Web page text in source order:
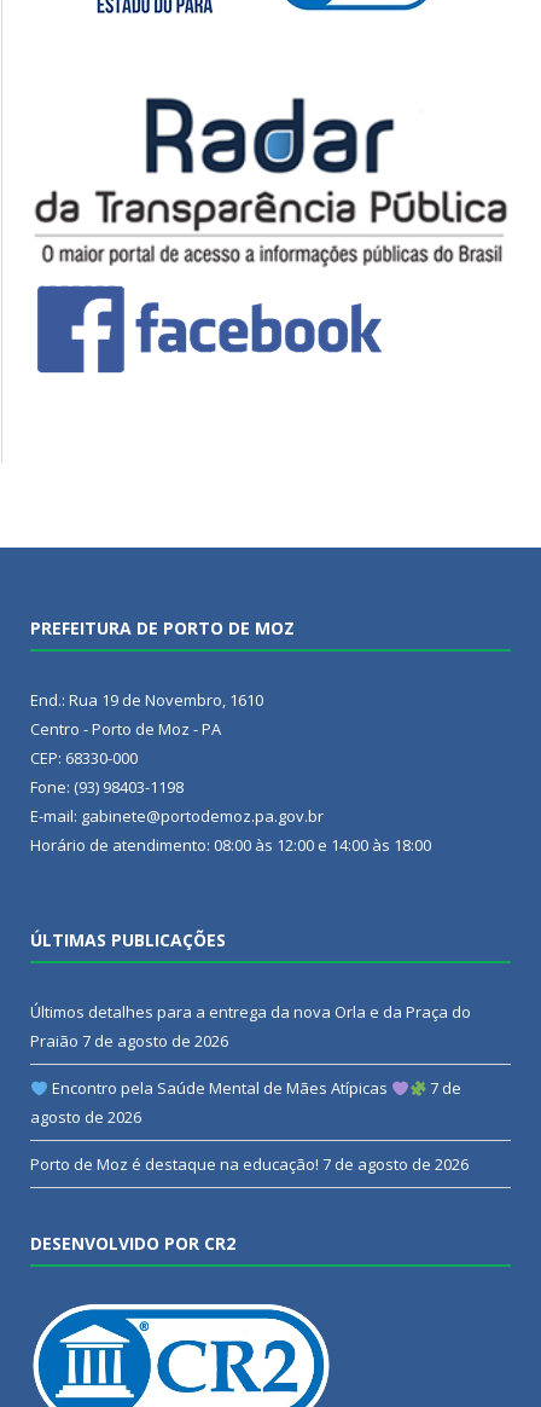
PREFEITURA DE PORTO DE MOZ
End.: Rua 19 de Novembro, 1610
Centro - Porto de Moz - PA
CEP: 68330-000
Fone: (93) 98403-1198
E-mail: gabinete@portodemoz.pa.gov.br
Horário de atendimento: 08:00 às 12:00 e 14:00 às 18:00
ÚLTIMAS PUBLICAÇÕES
Últimos detalhes para a entrega da nova Orla e da Praça do
Praião 7 de agosto de 2026
Encontro pela Saúde Mental de Mães Atípicas
7 de
agosto de 2026
Porto de Moz é destaque na educação! 7 de agosto de 2026
DESENVOLVIDO POR CR2